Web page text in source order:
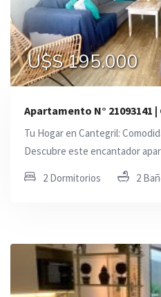
U$S 195.000
Apartamento N° 21093141
Tu Hogar en Cantegril:
Descubre este encantador
2 Dormitorios 2